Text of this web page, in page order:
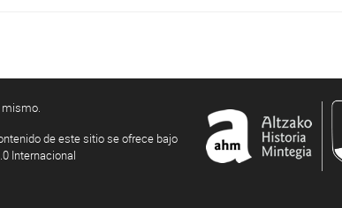
mismo.
de este sitio se ofrece bajo
Internacional